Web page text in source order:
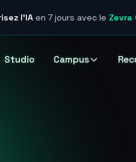
l'IAen 7 jours avec le Zevra
Studio Campus